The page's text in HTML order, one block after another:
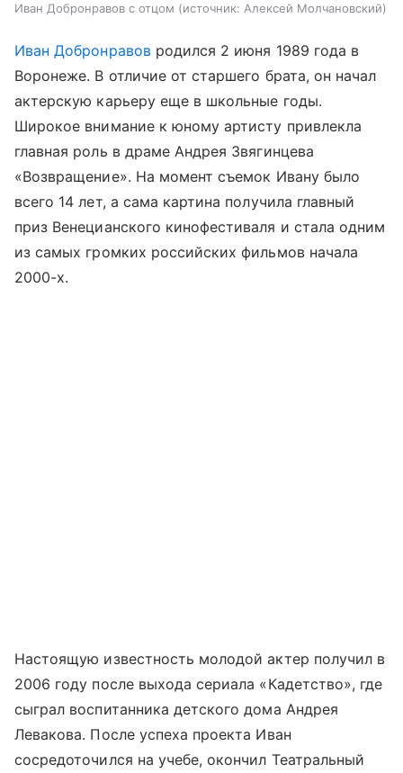
Иван Добронравов с отцом источник: Алексей Молчановский
Иван Добронравовродился 2 июня 1989 года в
Воронеже. В отличие от старшего брата, он начал
актерскую карьеру еще в школьные годы.
Широкое внимание к юному артисту привлекла
главная роль в драме Андрея Звягинцева
«Возвращение». На момент съемок Ивану было
всего 14 лет, а сама картина получила главный
приз Венецианского кинофестиваля и стала одним
из самых громких российских фильмов начала
2000-х.
Настоящую известность молодой актер получил в
2006 году после выхода сериала «Кадетство», где
сыграл воспитанника детского дома Андрея
Левакова. После успеха проекта Иван
сосредоточился на учебе, окончил Театральный